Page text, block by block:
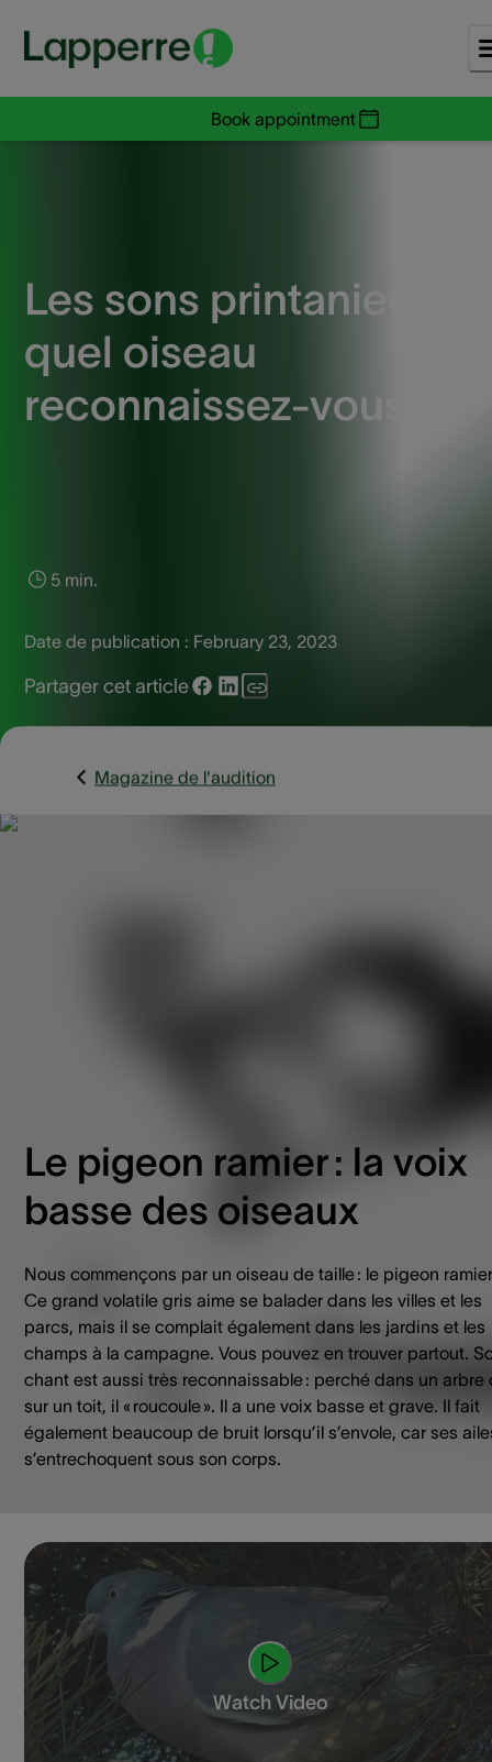
Book appointment
Les sons printaniers :
quel oiseau
reconnaissez-vous ?
5 min.
Date de publication : February 23, 2023
Partager cet article
Magazine de l'audition
Le pigeon ramier : la voix
basse des oiseaux
Nous commençons par un oiseau de taille : le pigeon
Ce grand volatile gris aime se balader dans les villes et les
parcs, mais il se complait également dans les jardins et les
champs à la campagne. Vous pouvez en trouver partout.
chant est aussi très reconnaissable : perché dans un arbre
sur un toit, il « roucoule ». Il a une voix basse et grave. Il fait
également beaucoup de bruit lorsqu’il s’envole, car ses
s’entrechoquent sous son corps.
Watch Video